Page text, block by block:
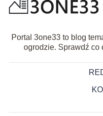
Portal 3one33 to blog
ogrodzie. Sprawdź co